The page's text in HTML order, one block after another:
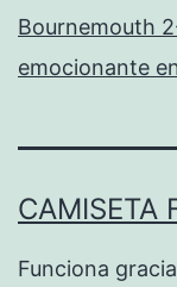
Bournemouth
emocionante
CAMISETA
Funciona